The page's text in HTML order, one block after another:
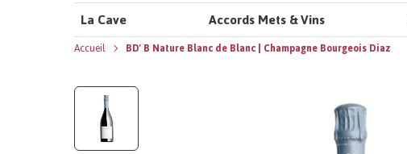
La Cave Accords Mets & Vins
Accueil
BD' B Nature Blanc de Blanc | Champagne Bourgeois Diaz